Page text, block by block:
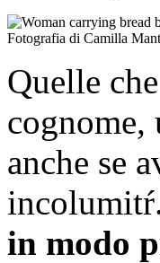
Fotografia di Camilla
Quelle
cognome,
anche se
in modo